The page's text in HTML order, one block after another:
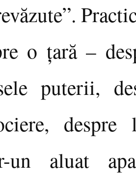
o ţară –
puterii,
un aluat